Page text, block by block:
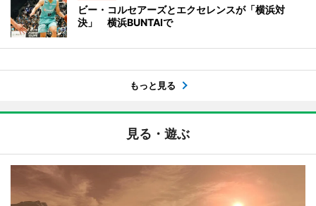
ビー・コルセアーズとエクセレンスが「横浜対
決」 横浜BUNTAIで
もっと見る
見る・遊ぶ